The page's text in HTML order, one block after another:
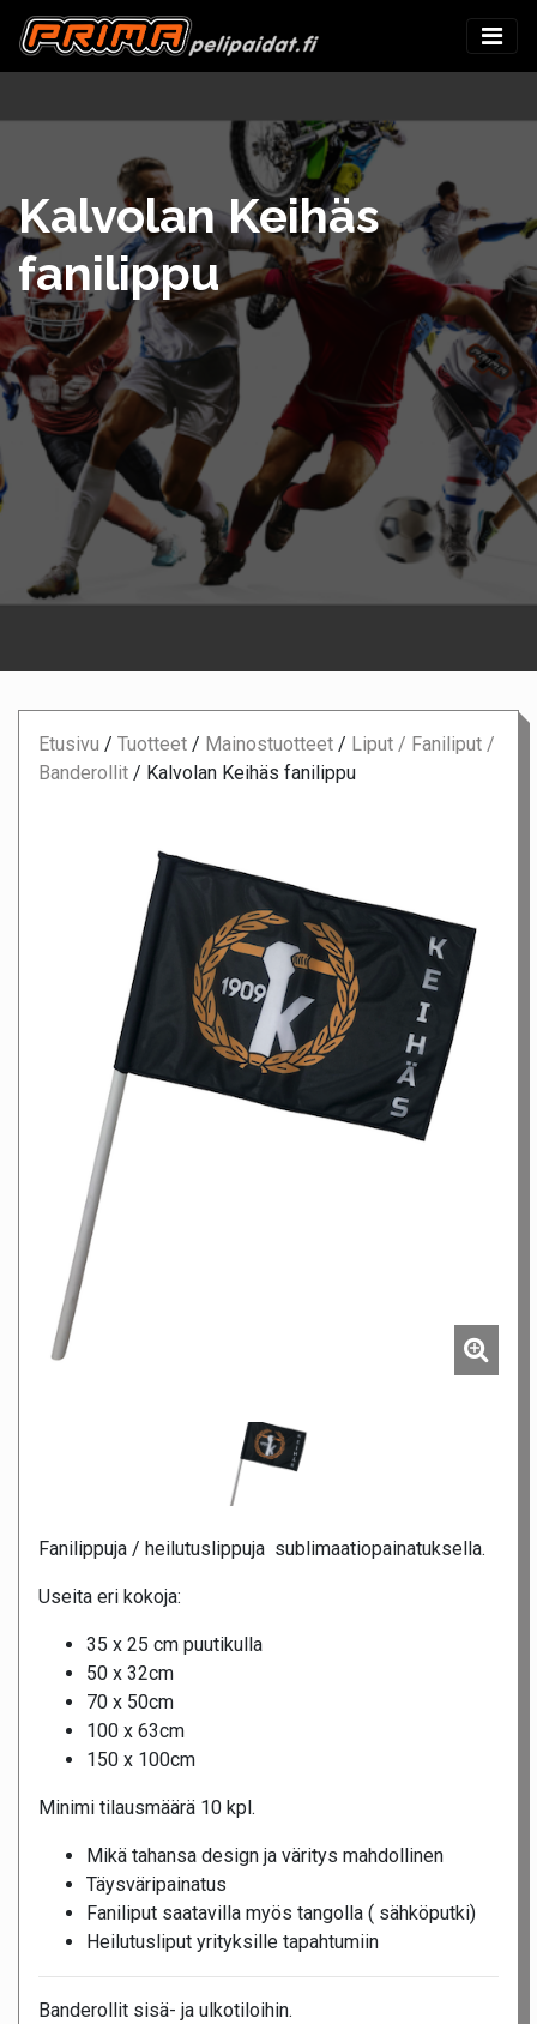
Kalvolan Keihäs
fanilippu
Etusivu / Tuotteet / Mainostuotteet / Liput / Faniliput /
Banderollit / Kalvolan Keihäs fanilippu
Fanilippuja / heilutuslippuja sublimaatiopainatuksella.
Useita eri kokoja:
35 x 25 cm puutikulla
50 x 32cm
70 x 50cm
100 x 63cm
150 x 100cm
Minimi tilausmäärä 10 kpl.
Mikä tahansa design ja väritys mahdollinen
Täysväripainatus
Faniliput saatavilla myös tangolla ( sähköputki)
Heilutusliput yrityksille tapahtumiin
Banderollit sisä- ja ulkotiloihin.